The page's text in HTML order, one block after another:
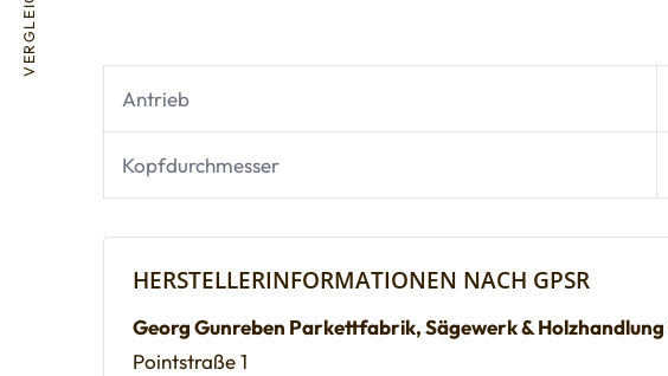
VERGLEICHE
Antrieb
Kopfdurchmesser
HERSTELLERINFORMATIONEN NACH GPSR
Georg Gunreben Parkettfabrik, Sägewerk & Holzhandlung
Pointstraße 1